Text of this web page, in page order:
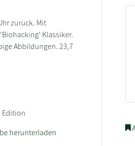
zurück. Mit
Klassiker.
Abbildungen. 23,7
Edition
herunterladen